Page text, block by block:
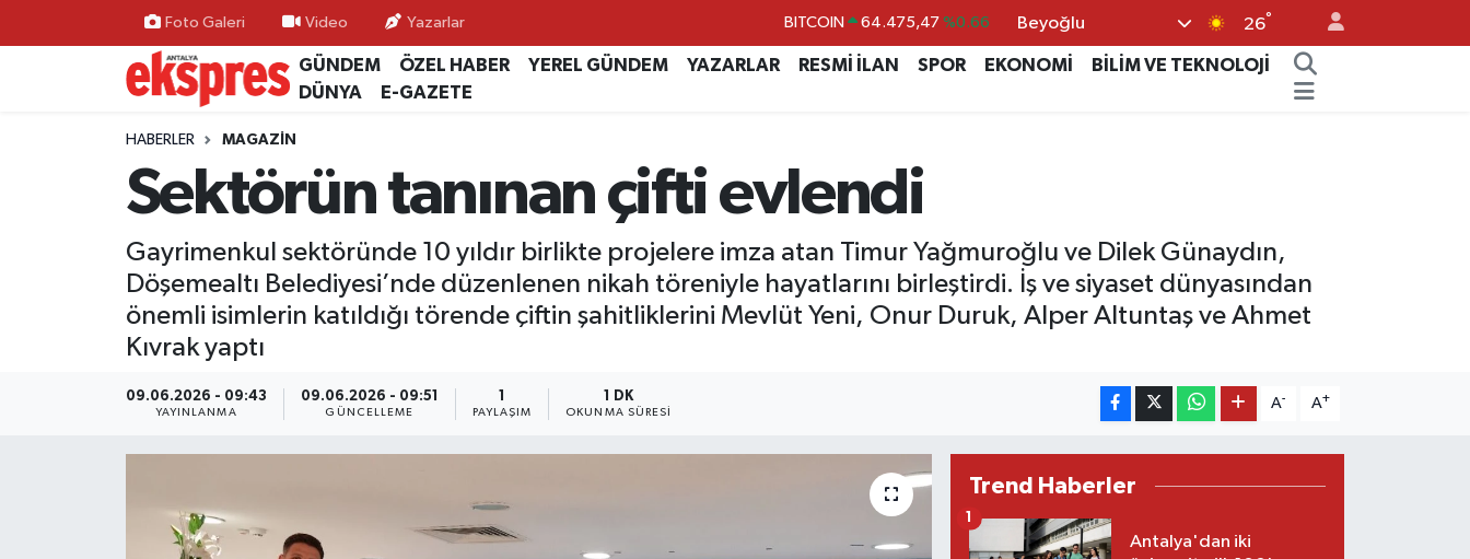
Foto Galeri Video Yazarlar DOLAR 47,5971 %0.05
EURO 55,1336 %0.18
BİST100 13.703
BITCOIN 64.475,47
Beyoğlu 26°
GÜNDEM ÖZEL HABER YEREL GÜNDEM YAZARLAR RESMİ İLAN SPOR EKONOMİ
BİLİM VE TEKNOLOJİ
DÜNYA
E-GAZETE
HABERLER MAGAZİN
Sektörün tanınan çifti evlendi
Gayrimenkul sektöründe 10 yıldır birlikte projelere imza atan Timur Yağmuroğlu ve Dilek Günaydın,
Döşemealtı Belediyesi’nde düzenlenen nikah töreniyle hayatlarını birleştirdi. İş ve siyaset dünyasından
önemli isimlerin katıldığı törende çiftin şahitliklerini Mevlüt Yeni, Onur Duruk, Alper Altuntaş ve Ahmet
Kıvrak yaptı
09.06.2026 - 09:43
YAYINLANMA
09.06.2026 - 09:51
GÜNCELLEME
1
PAYLAŞIM
1 DK
OKUNMA SÜRESI
A- A+
Trend Haberler
Antalya'dan iki
1
ÖZEL HABER
GÜNDEM
YEREL GÜNDEM
EKONOMİ
KÜLTÜR - SANAT
Nöbetçi Eczaneler
Hava Durumu
Trafik Durumu
Süper Lig Puan Durumu ve Fikstür
Tüm Manşetler
Son Dakika Haberleri
Haber Arşivi